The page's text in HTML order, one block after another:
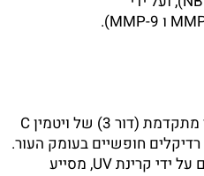
% 6 Tetraisopalmitate Ascorbyl ריכוז גבוה מאד של נגזרת אסטר מתקדמת (דור 3) של ויטמין C
חופשיים בעומק העור.
יעיל מאד בעור הסובל מפוטו-אייג'ינג, מגן על ה-DNA מפני נזק הנגרם על ידי קרינת UV, מסייע